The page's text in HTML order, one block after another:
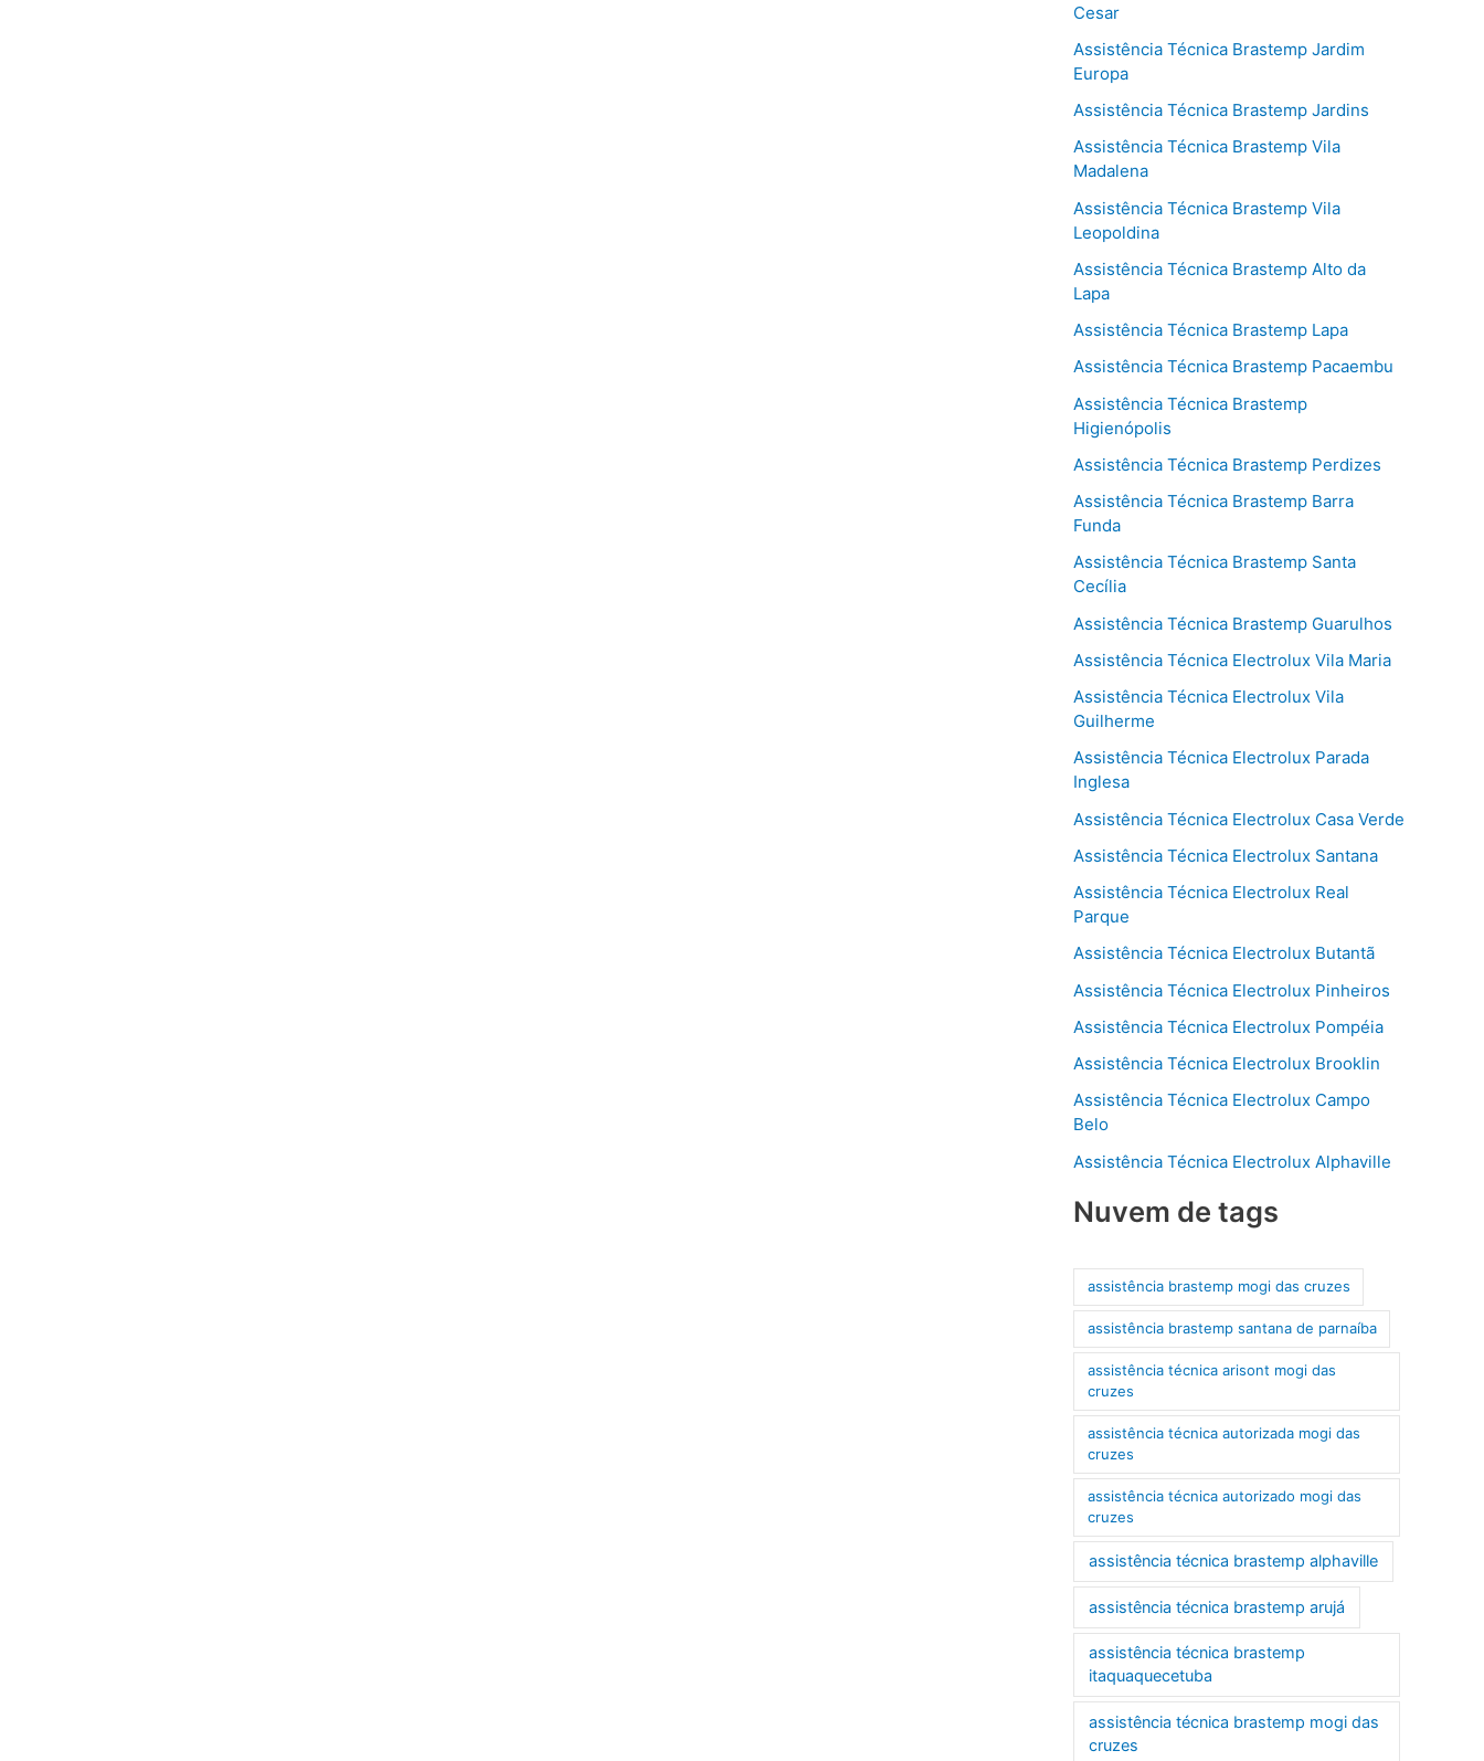
Cesar
Assistência Técnica Brastemp Jardim
Europa
Assistência Técnica Brastemp Jardins
Assistência Técnica Brastemp Vila
Madalena
Assistência Técnica Brastemp Vila
Leopoldina
Assistência Técnica Brastemp Alto da
Lapa
Assistência Técnica Brastemp Lapa
Assistência Técnica Brastemp Pacaembu
Assistência Técnica Brastemp
Higienópolis
Assistência Técnica Brastemp Perdizes
Assistência Técnica Brastemp Barra
Funda
Assistência Técnica Brastemp Santa
Cecília
Assistência Técnica Brastemp Guarulhos
Assistência Técnica Electrolux Vila Maria
Assistência Técnica Electrolux Vila
Guilherme
Assistência Técnica Electrolux Parada
Inglesa
Assistência Técnica Electrolux Casa Verde
Assistência Técnica Electrolux Santana
Assistência Técnica Electrolux Real
Parque
Assistência Técnica Electrolux Butantã
Assistência Técnica Electrolux Pinheiros
Assistência Técnica Electrolux Pompéia
Assistência Técnica Electrolux Brooklin
Assistência Técnica Electrolux Campo
Belo
Assistência Técnica Electrolux Alphaville
Nuvem de tags
assistência brastemp mogi das cruzes
assistência brastemp santana de parnaíba
assistência técnica arisont mogi das
cruzes
assistência técnica autorizada mogi das
cruzes
assistência técnica autorizado mogi das
cruzes
assistência técnica brastemp alphaville
assistência técnica brastemp arujá
assistência técnica brastemp
itaquaquecetuba
assistência técnica brastemp mogi das
cruzes